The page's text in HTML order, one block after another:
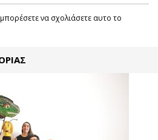
να σχολιάσετε αυτο το